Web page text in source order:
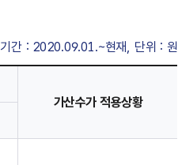
기간 : 2020.09.01.~현재, 단위 : 원
가산수가 적용상황